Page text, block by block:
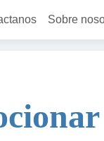
Sobre